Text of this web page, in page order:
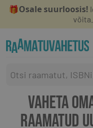
🎁Osale suurloosis!
võita.
VAHETA
RAAMATUD